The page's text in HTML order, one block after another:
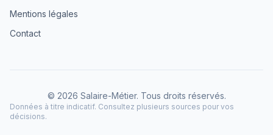
Mentions légales
Contact
© 2026 Salaire-Métier. Tous droits réservés.
Données à titre indicatif. Consultez plusieurs sources pour vos
décisions.